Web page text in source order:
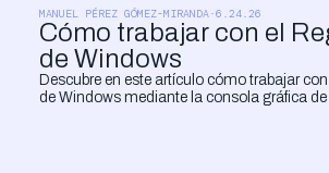
CLOUD Y SISTEMAS
MANUEL PÉREZ GÓMEZ-MIRANDA·6.24.26
Cómo trabajar con el
de Windows
Descubre en este artículo cómo trabajar
de Windows mediante la consola gráfica